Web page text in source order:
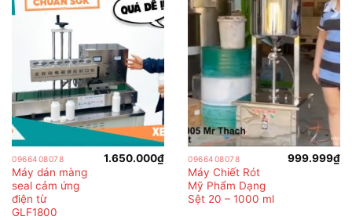
0966408078
Máy dán màng
seal cảm ứng
điện từ
GLF1800
1.650.000₫ 0966408078
Máy Chiết Rót
Mỹ Phẩm Dạng
Sệt 20 – 1000 ml
999.999₫